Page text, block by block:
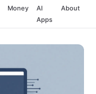
Money
AI
Apps
About